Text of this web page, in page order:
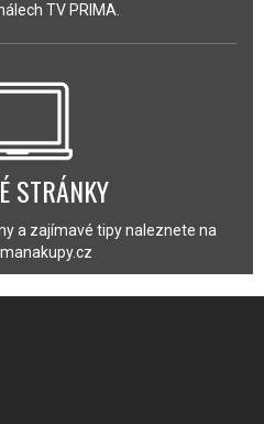
TV PRIMA.
STRÁNKY
a zajímavé tipy naleznete na